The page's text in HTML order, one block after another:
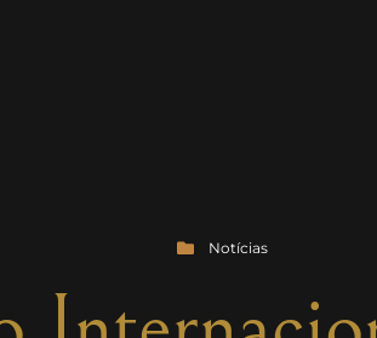
Notícias